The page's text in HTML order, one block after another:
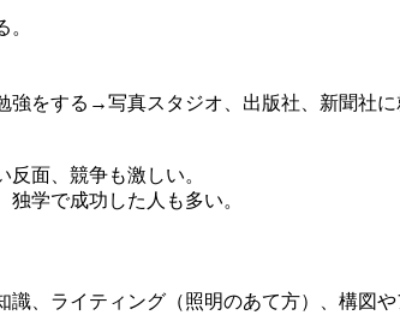
強をする→写真スタジオ、出版社、新聞社
面、競争も激しい。
学で成功した人も多い。
、ライティング（照明のあて方）、構図や